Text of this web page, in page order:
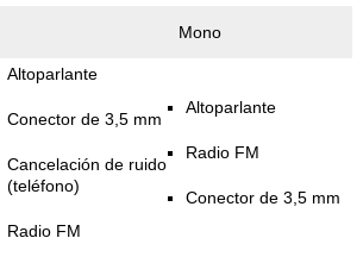
Mono
Altoparlante
Conector de 3,5 mm
Cancelación de ruido
(teléfono)
Radio FM
Altoparlante
Radio FM
Conector de 3,5 mm